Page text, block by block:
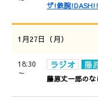
ザ!鉄腕
1月27日（月）
18:30
～
ラジオ 藤
藤原丈一郎の